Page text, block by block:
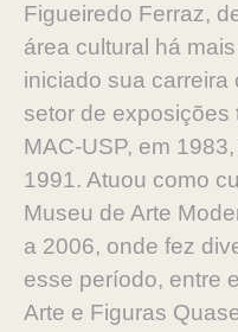
Figueiredo Ferraz,
área cultural há
iniciado sua
setor de
MAC-USP, em
1991. Atuou como
Museu de Arte
a 2006, onde fez
esse período, entre
Arte e Figuras